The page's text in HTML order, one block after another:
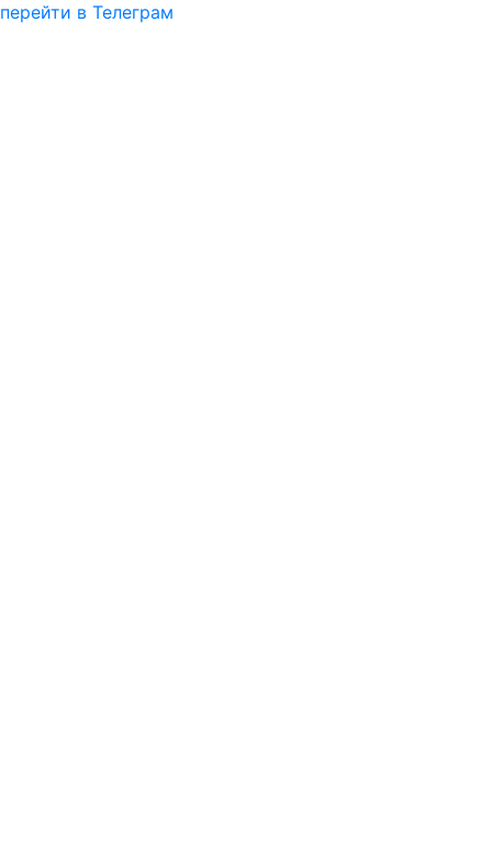
перейти в Телеграм